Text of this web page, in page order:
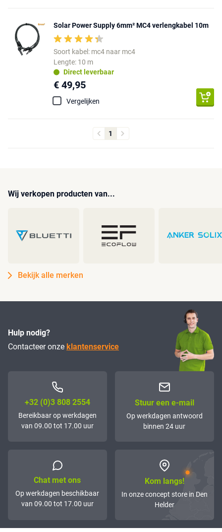
Solar Power Supply 6mm² MC4 verlengkabel 10m
Soort kabel: mc4 naar mc4
Lengte: 10 m
Direct leverbaar
€ 49,95
Vergelijken
1
Wij verkopen producten van...
Bekijk alle merken
Hulp nodig?
Contacteer onze klantenservice
+32 (0)3 808 2554
Bereikbaar op werkdagen
van 09.00 tot 17.00 uur
Stuur een e-mail
Op werkdagen antwoord
binnen 24 uur
Chat met ons
Op werkdagen beschikbaar
van 09.00 tot 17.00 uur
Kom langs!
In onze concept store in Den
Helder